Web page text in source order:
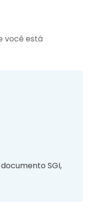
você está
SGI,